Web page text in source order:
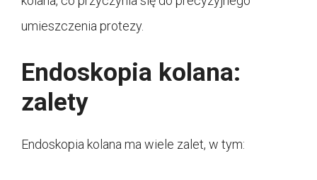
umieszczenia protezy.
Endoskopia kolana:
zalety
Endoskopia kolana ma wiele zalet, w tym: